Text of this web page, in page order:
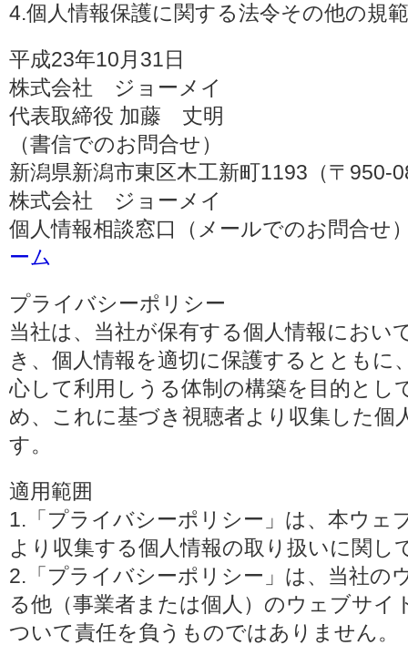
4.個人情報保護に関する法令その他の規
平成23年10月31日
株式会社 ジョーメイ
代表取締役 加藤 丈明
（書信でのお問合せ）
新潟県新潟市東区木工新町1193（〒950-
株式会社 ジョーメイ
個人情報相談窓口（メールでのお問合せ
ーム
プライバシーポリシー
当社は、当社が保有する個人情報におい
き、個人情報を適切に保護するとともに
心して利用しうる体制の構築を目的とし
め、これに基づき視聴者より収集した個
す。
適用範囲
1.「プライバシーポリシー」は、本ウェ
より収集する個人情報の取り扱いに関し
2.「プライバシーポリシー」は、当社の
る他（事業者または個人）のウェブサイ
ついて責任を負うものではありません。